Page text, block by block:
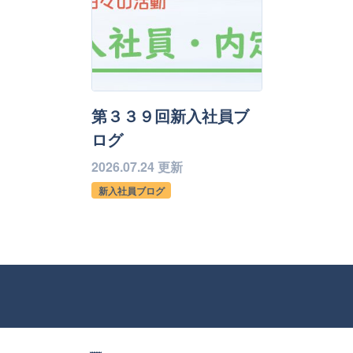
第３３９回新入社員ブ
ログ
2026.07.24 更新
新入社員ブログ